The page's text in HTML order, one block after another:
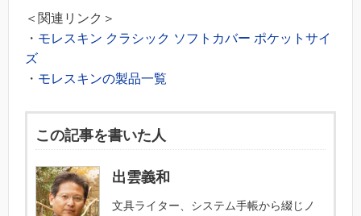
＜関連リンク＞
・ モレスキン クラシック ソフトカバー ポケットサイ
ズ
・ モレスキンの製品一覧
この記事を書いた人
出雲義和
文具ライター、システム手帳から綴じノ